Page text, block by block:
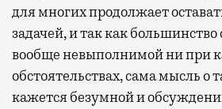
для многих продолжает
задачей, и так как большинство
вообще невыполнимой ни при
обстоятельствах, сама мысль о
кажется безумной и